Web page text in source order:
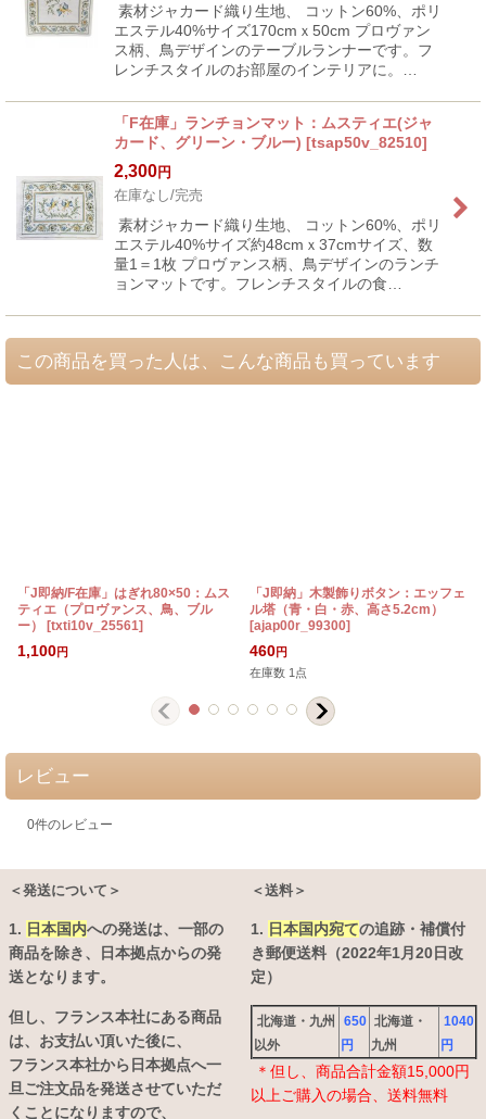
素材ジャカード織り生地、 コットン60%、ポリ
エステル40%サイズ170cmｘ50cm プロヴァン
ス柄、鳥デザインのテーブルランナーです。フ
レンチスタイルのお部屋のインテリアに。…
「F在庫」ランチョンマット：ムスティエ(ジャ
カード、グリーン・ブルー) [tsap50v_82510]
2,300円
在庫なし/完売
素材ジャカード織り生地、 コットン60%、ポリ
エステル40%サイズ約48cmｘ37cmサイズ、数
量1＝1枚 プロヴァンス柄、鳥デザインのランチ
ョンマットです。フレンチスタイルの食…
この商品を買った人は、こんな商品も買っています
「J即納/F在庫」はぎれ80×50：ムス
ティエ（プロヴァンス、鳥、ブル
ー）
[txti10v_25561]
1,100円
「J即納」木製飾りボタン：エッフェ
ル塔（青・白・赤、高さ5.2cm）
[ajap00r_99300]
460円
在庫数 1点
レビュー
0件のレビュー
＜発送について＞
1. 日本国内への発送は、 一部の
商品を除き、日本拠点からの発
送となります。
但し、フランス本社にある商品
は、お支払い頂いた後に、
フランス本社から日本拠点へ一
旦ご注文品を発送させていただ
くことになりますので、
＜送料＞
1. 日本国内宛ての追跡・補償付
き郵便送料（2022年1月20日改
定）
北海道・九州
以外
650
円
北海道・
九州
1040
円
＊但し、商品合計金額15,000円
以上ご購入の場合、送料無料